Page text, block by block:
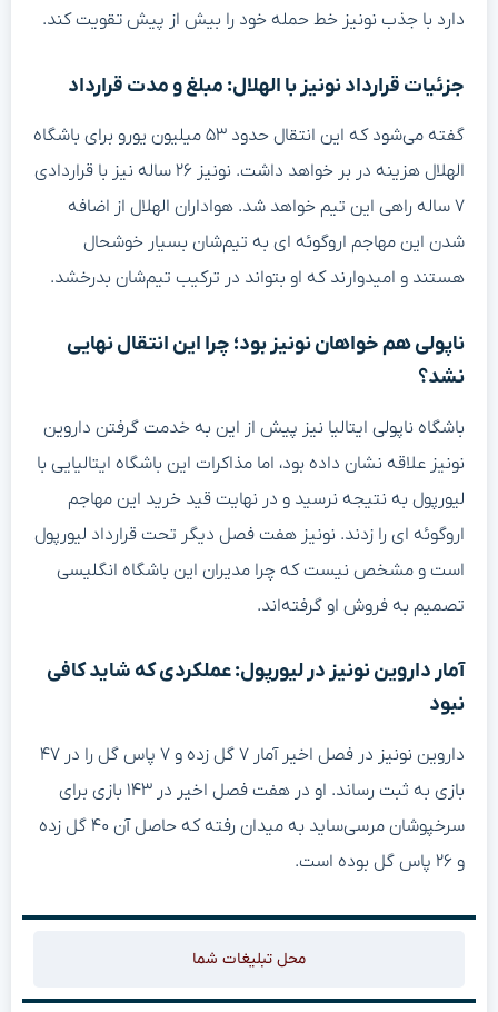
دارد با جذب نونیز خط حمله خود را بیش از پیش تقویت کند.
جزئیات قرارداد نونیز با الهلال: مبلغ و مدت قرارداد
گفته می‌شود که این انتقال حدود ۵۳ میلیون یورو برای باشگاه
الهلال هزینه در بر خواهد داشت. نونیز ۲۶ ساله نیز با قراردادی
۷ ساله راهی این تیم خواهد شد. هواداران الهلال از اضافه
شدن این مهاجم اروگوئه ای به تیم‌شان بسیار خوشحال
هستند و امیدوارند که او بتواند در ترکیب تیم‌شان بدرخشد.
ناپولی هم خواهان نونیز بود؛ چرا این انتقال نهایی
نشد؟
باشگاه ناپولی ایتالیا نیز پیش از این به خدمت گرفتن داروین
نونیز علاقه نشان داده بود، اما مذاکرات این باشگاه ایتالیایی با
لیورپول به نتیجه نرسید و در نهایت قید خرید این مهاجم
اروگوئه ای را زدند. نونیز هفت فصل دیگر تحت قرارداد لیورپول
است و مشخص نیست که چرا مدیران این باشگاه انگلیسی
تصمیم به فروش او گرفته‌اند.
آمار داروین نونیز در لیورپول: عملکردی که شاید کافی
نبود
داروین نونیز در فصل اخیر آمار ۷ گل زده و ۷ پاس گل را در ۴۷
بازی به ثبت رساند. او در هفت فصل اخیر در ۱۴۳ بازی برای
سرخپوشان مرسی‌ساید به میدان رفته که حاصل آن ۴۰ گل زده
و ۲۶ پاس گل بوده است.
محل تبلیغات شما